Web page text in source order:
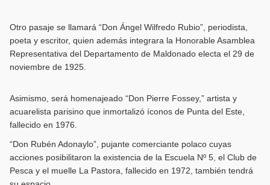
Otro pasaje se llamará “Don Ángel Wilfredo Rubio”, periodista,
poeta y escritor, quien además integrara la Honorable Asamblea
Representativa del Departamento de Maldonado electa el 29 de
noviembre de 1925.
Asimismo, será homenajeado “Don Pierre Fossey,” artista y
acuarelista parisino que inmortalizó íconos de Punta del Este,
fallecido en 1976.
“Don Rubén Adonaylo”, pujante comerciante polaco cuyas
acciones posibilitaron la existencia de la Escuela Nº 5, el Club de
Pesca y el muelle La Pastora, fallecido en 1972, también tendrá